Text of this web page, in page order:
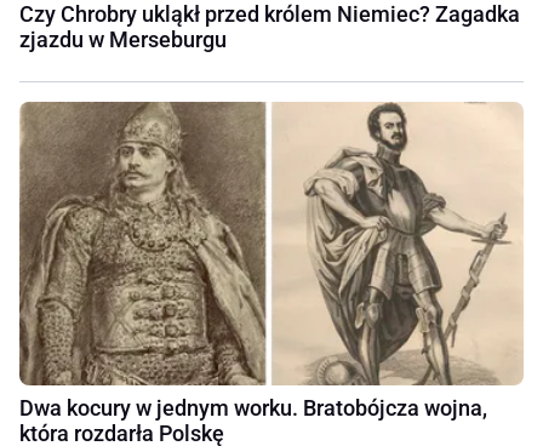
Czy Chrobry ukląkł przed królem Niemiec? Zagadka
zjazdu w Merseburgu
Dwa kocury w jednym worku. Bratobójcza wojna,
która rozdarła Polskę